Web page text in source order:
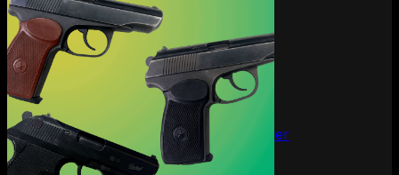
Карабины 7.62/39
Карабины 7.62/54R
Карабины 9.3/62
ОООП и газовое оружие
Пистолеты 10/28
Пистолеты 45 Rubber
Пистолеты 9 Р.А.
Пистолеты Grand Power
Пистолеты Streamer
Пистолеты Гроза